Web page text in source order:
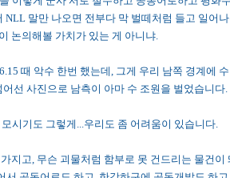
NLL 말만 나오면 전부다 막 벌떼처럼 들고 일어
논의해볼 가치가 있는 게 아니냐.
때 악수 한번 했는데, 그게 우리 남쪽 경계에
선 사진으로 남측이 아마 수 조원을 벌었습니다.
시기도 그렇게...우리도 좀 어려움이 있습니다.
지고, 무슨 괴물처럼 함부로 못 건드리는 물건이